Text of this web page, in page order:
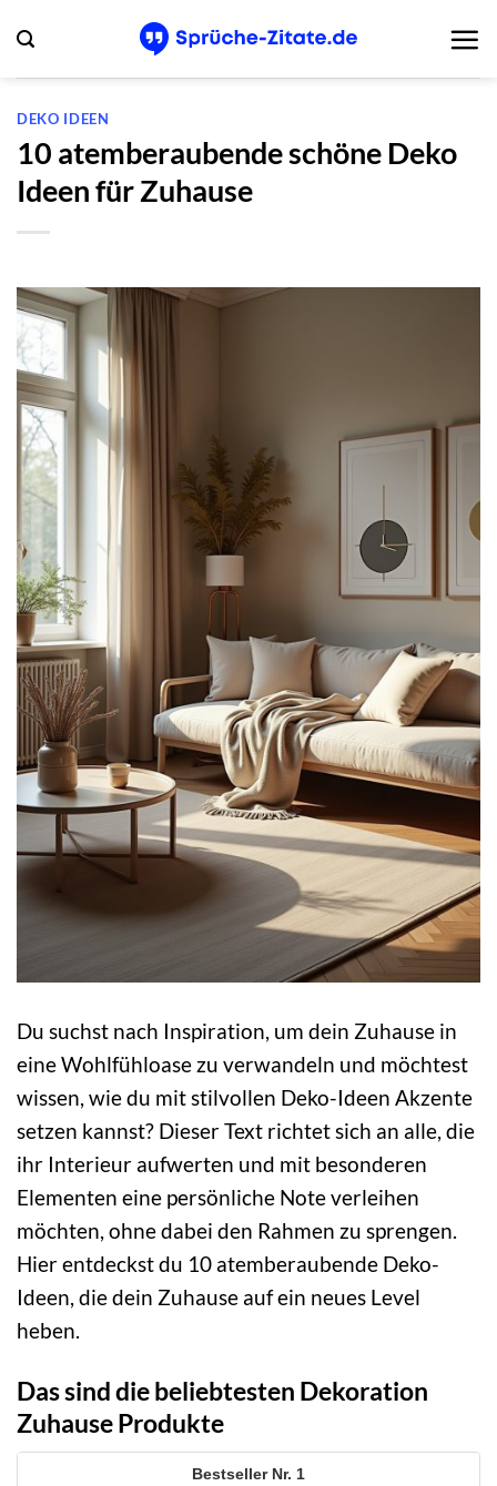
Inhalt
springen
DEKO IDEEN
10 atemberaubende schöne Deko
Ideen für Zuhause
Du suchst nach Inspiration, um dein Zuhause in
eine Wohlfühloase zu verwandeln und möchtest
wissen, wie du mit stilvollen Deko-Ideen Akzente
setzen kannst? Dieser Text richtet sich an alle, die
ihr Interieur aufwerten und mit besonderen
Elementen eine persönliche Note verleihen
möchten, ohne dabei den Rahmen zu sprengen.
Hier entdeckst du 10 atemberaubende Deko-
Ideen, die dein Zuhause auf ein neues Level
heben.
Das sind die beliebtesten Dekoration
Zuhause Produkte
1